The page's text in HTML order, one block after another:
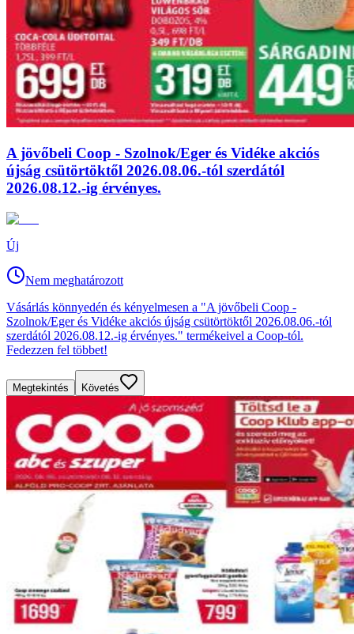
A jövőbeli Coop - Szolnok/Eger és Vidéke akciós
újság csütörtöktől 2026.08.06.-tól szerdától
2026.08.12.-ig érvényes.
Új
Nem meghatározott
Vásárlás könnyedén és kényelmesen a "A jövőbeli Coop -
Szolnok/Eger és Vidéke akciós újság csütörtöktől 2026.08.06.-tól
szerdától 2026.08.12.-ig érvényes." termékeivel a Coop-tól.
Fedezzen fel többet!
Megtekintés Követés